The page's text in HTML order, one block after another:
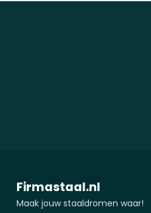
Firmastaal.nl
Maak jouw staaldromen waar!